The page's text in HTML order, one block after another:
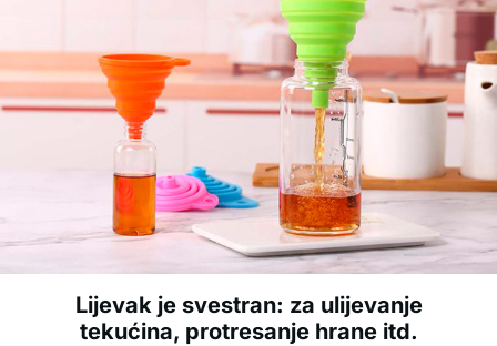
Lijevak je svestran: za ulijevanje
tekućina, protresanje hrane itd.